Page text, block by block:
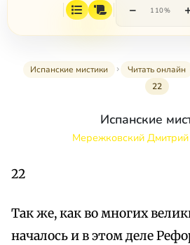
− 110%
Испанские мистики Читать онлайн
22
Испанские
Мережковский
22
Так же, как во многих
началось и в этом деле